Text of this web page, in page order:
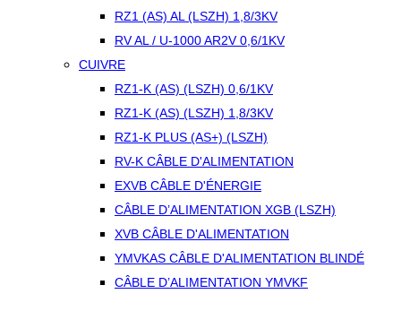
RZ1 (AS) AL (LSZH) 1,8/3KV
RV AL / U-1000 AR2V 0,6/1KV
CUIVRE
RZ1-K (AS) (LSZH) 0,6/1KV
RZ1-K (AS) (LSZH) 1,8/3KV
RZ1-K PLUS (AS+) (LSZH)
RV-K CÂBLE D'ALIMENTATION
EXVB CÂBLE D'ÉNERGIE
CÂBLE D’ALIMENTATION XGB (LSZH)
XVB CÂBLE D'ALIMENTATION
YMVKAS CÂBLE D'ALIMENTATION BLINDÉ
CÂBLE D’ALIMENTATION YMVKF